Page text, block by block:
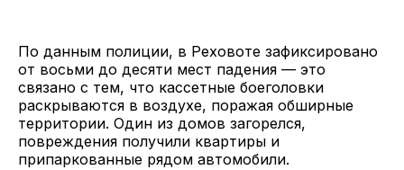
По данным полиции, в Реховоте зафиксировано
от восьми до десяти мест падения — это
связано с тем, что кассетные боеголовки
раскрываются в воздухе, поражая обширные
территории. Один из домов загорелся,
повреждения получили квартиры и
припаркованные рядом автомобили.